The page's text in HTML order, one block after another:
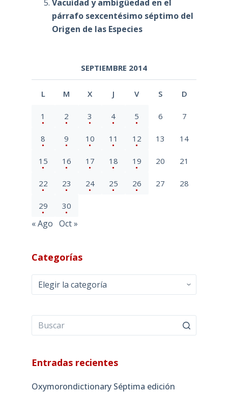
Vacuidad y ambigüedad en el
párrafo sexcentésimo séptimo del
Origen de las Especies
SEPTIEMBRE 2014
L M X J V S D
1 2 3 4 5 6 7
8 9 10 11 12 13 14
15 16 17 18 19 20 21
22 23 24 25 26 27 28
29 30
« Ago Oct »
Categorías
Categorías
Entradas recientes
Oxymorondictionary Séptima edición